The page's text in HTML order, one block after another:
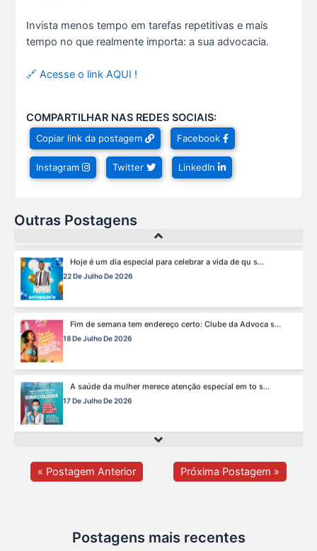
Invista menos tempo em tarefas repetitivas e mais
tempo no que realmente importa: a sua advocacia.
🔗 Acesse o link AQUI !
COMPARTILHAR NAS REDES SOCIAIS:
Copiar link da postagem Facebook
Instagram Twitter LinkedIn
Outras Postagens
10 De Julho De 2026
Ganhar tempo, automatizar tarefas e aumentar a pro s...
Viajar pagando menos é simples — e agora faz pa s...
1 De Agosto De 2026
Hoje é um dia especial para celebrar a vida de qu s...
22 De Julho De 2026
Fim de semana tem endereço certo: Clube da Advoca s...
18 De Julho De 2026
A saúde da mulher merece atenção especial em to s...
17 De Julho De 2026
Na manhã de ontem, 14/07, o diretor de saúde da s...
« Postagem Anterior Próxima Postagem »
Postagens mais recentes